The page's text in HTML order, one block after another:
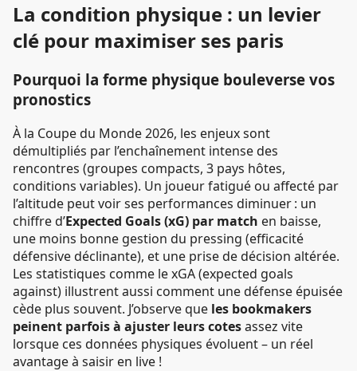
La condition physique : un levier
clé pour maximiser ses paris
Pourquoi la forme physique bouleverse vos
pronostics
À la Coupe du Monde 2026, les enjeux sont
démultipliés par l’enchaînement intense des
rencontres (groupes compacts, 3 pays hôtes,
conditions variables). Un joueur fatigué ou affecté par
l’altitude peut voir ses performances diminuer : un
chiffre d’Expected Goals (xG) par match en baisse,
une moins bonne gestion du pressing (efficacité
défensive déclinante), et une prise de décision altérée.
Les statistiques comme le xGA (expected goals
against) illustrent aussi comment une défense épuisée
cède plus souvent. J’observe que les bookmakers
peinent parfois à ajuster leurs cotesassez vite
lorsque ces données physiques évoluent – un réel
avantage à saisir en live !